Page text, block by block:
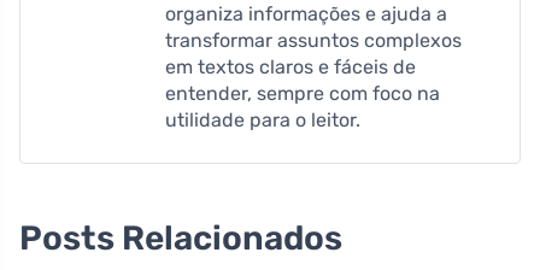
organiza informações e ajuda a
transformar assuntos complexos
em textos claros e fáceis de
entender, sempre com foco na
utilidade para o leitor.
Posts Relacionados